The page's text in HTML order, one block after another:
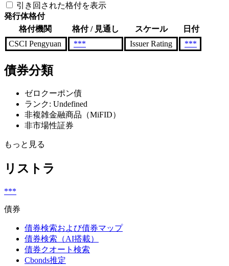
引き回された格付を表示
発行体格付
格付機関
格付 / 見通し スケール
日付
CSCI Pengyuan
*** Issuer Rating ***
債券分類
ゼロクーポン債
ランク: Undefined
非複雑金融商品（MiFID）
非市場性証券
もっと見る
リストラ
***
債券
債券検索および債券マップ
債券検索（AI搭載）
債券クオート検索
Cbonds推定